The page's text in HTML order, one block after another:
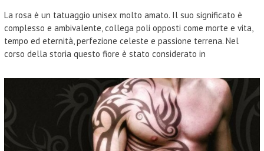
La rosa è un tatuaggio unisex molto amato. Il suo significato è
complesso e ambivalente, collega poli opposti come morte e vita,
tempo ed eternità, perfezione celeste e passione terrena. Nel
corso della storia questo fiore è stato considerato in